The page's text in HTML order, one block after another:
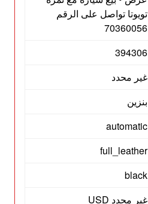
تويوتا تواصل على الرقم
70360056
394306
غير محدد
بنزين
automatic
full_leather
black
غير محدد USD